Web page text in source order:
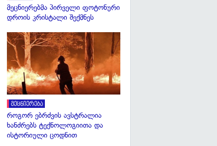
მეცნიერებმა პირველი ფოტონური
დროის კრისტალი შექმნეს
მეცნიერება
როგორ ებრძვის ავსტრალია
ხანძრებს ტექნოლოგიითა და
ისტორიული ცოდნით